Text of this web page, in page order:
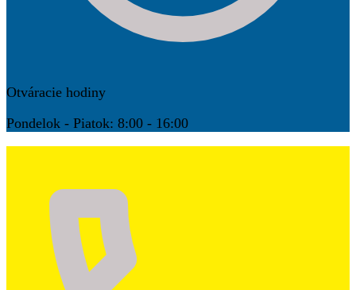
Otváracie hodiny
Pondelok - Piatok: 8:00 - 16:00